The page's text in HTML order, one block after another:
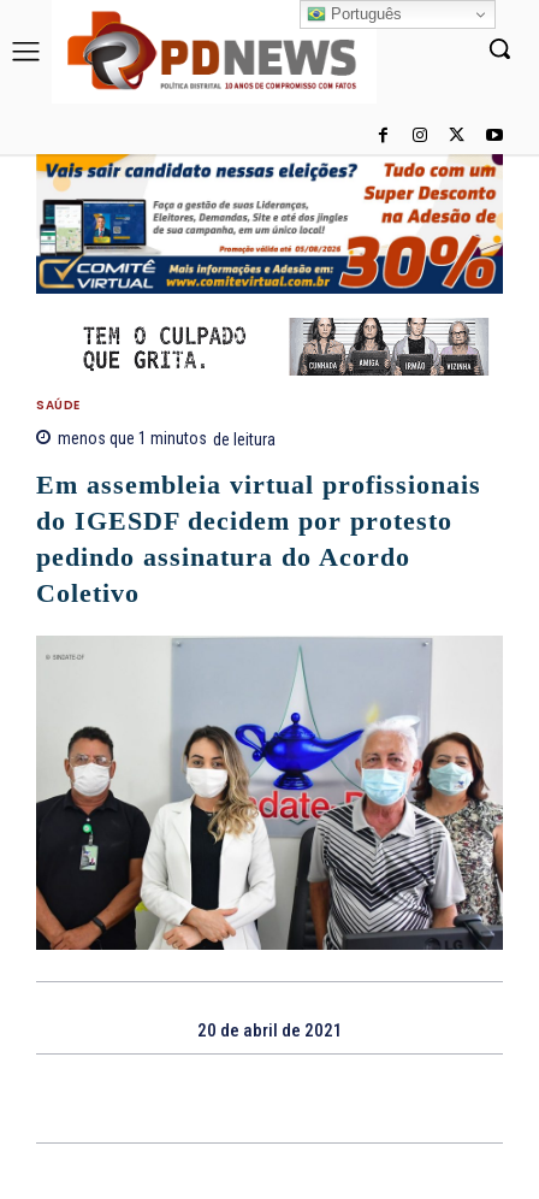
SAÚDE
menos que 1 minutos de leitura
Em assembleia virtual profissionais
do IGESDF decidem por protesto
pedindo assinatura do Acordo
Coletivo
20 de abril de 2021
Português